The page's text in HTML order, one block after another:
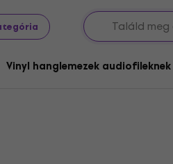
Vinyl hanglemezek audiofileknek
Uncles